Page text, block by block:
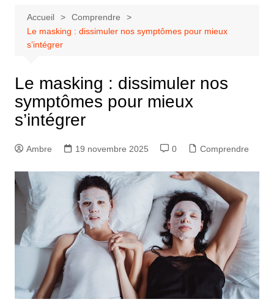
Accueil
Comprendre
Le masking : dissimuler nos symptômes pour mieux
s’intégrer
Le masking : dissimuler nos
symptômes pour mieux
s’intégrer
Ambre 19 novembre 2025 0 Comprendre